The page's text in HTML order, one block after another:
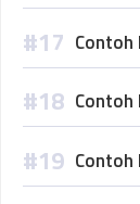
Contoh
Contoh